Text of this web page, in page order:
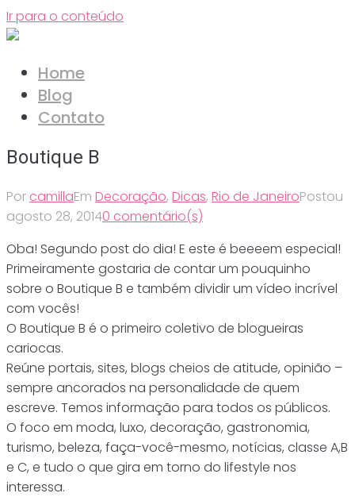
Ir para o conteúdo
Home
Blog
Contato
Boutique B
Por camillaEm Decoração, Dicas, Rio de JaneiroPostou
agosto 28, 20140 comentário(s)
Oba! Segundo post do dia! E este é beeeem especial!
Primeiramente gostaria de contar um pouquinho
sobre o Boutique B e também dividir um vídeo incrível
com vocês!
O Boutique B é o primeiro coletivo de blogueiras
cariocas.
Reúne portais, sites, blogs cheios de atitude, opinião –
sempre ancorados na personalidade de quem
escreve. Temos informação para todos os públicos.
O foco em moda, luxo, decoração, gastronomia,
turismo, beleza, faça-você-mesmo, notícias, classe A,B
e C, e tudo o que gira em torno do lifestyle nos
interessa.